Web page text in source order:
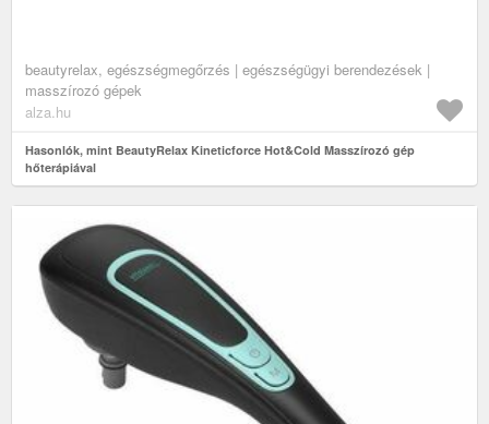
beautyrelax, egészségmegőrzés | egészségügyi berendezések |
masszírozó gépek
alza.hu
Hasonlók, mint BeautyRelax Kineticforce Hot&Cold Masszírozó gép
hőterápiával